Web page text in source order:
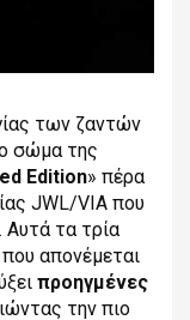
των ζαντών
σώμα της
Edition» πέρα
JWL/VIA που
Αυτά τα τρία
απονέμεται
προηγμένες
την πιο